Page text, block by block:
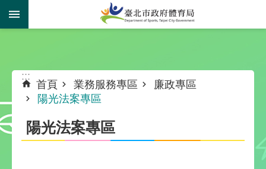
跳到主要內容區塊
:::
首頁 業務服務專區
廉政專區
陽光法案專區
陽光法案專區